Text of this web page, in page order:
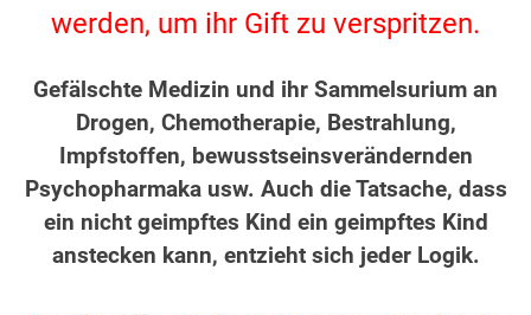
werden, um ihr Gift zu verspritzen.
Gefälschte Medizin und ihr Sammelsurium an
Drogen, Chemotherapie, Bestrahlung,
Impfstoffen, bewusstseinsverändernden
Psychopharmaka usw. Auch die Tatsache, dass
ein nicht geimpftes Kind ein geimpftes Kind
anstecken kann, entzieht sich jeder Logik.